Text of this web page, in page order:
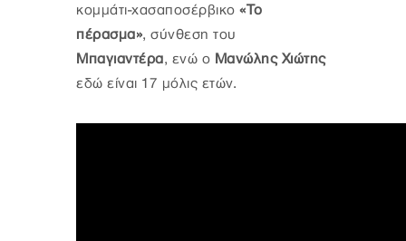
κομμάτι-χασαποσέρβικο «Το
πέρασμα», σύνθεση του
Μπαγιαντέρα, ενώ ο Μανώλης Χιώτης
εδώ είναι 17 μόλις ετών.